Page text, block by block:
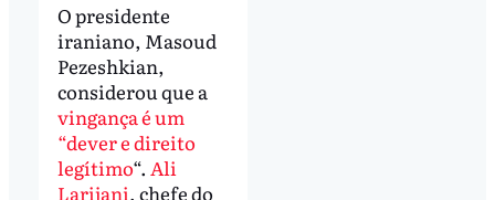
O presidente
iraniano, Masoud
Pezeshkian,
considerou que a
vingança é um
“dever e direito
legítimo“. Ali
Larijani, chefe do